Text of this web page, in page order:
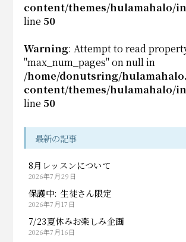
content/themes/hulamahalo/
line 50
Warning: Attempt to read
"max_num_pages" on null in
/home/donutsring/
content/themes/hulamahalo/
line 50
最新の記事
8月レッスンについて
2026年7月29日
保護中: 生徒さん限定
2026年7月17日
7/23夏休みお楽しみ企画
2026年7月16日